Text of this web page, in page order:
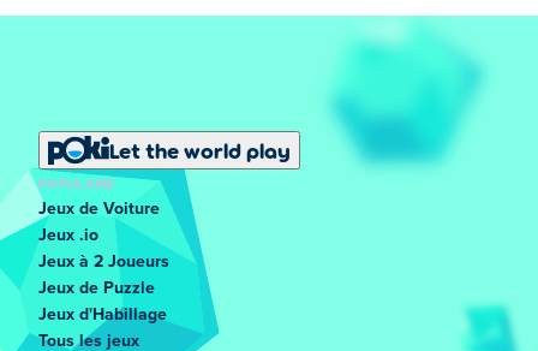
Let the world play
POPULAIRE
Jeux de Voiture
Jeux .io
Jeux à 2 Joueurs
Jeux de Puzzle
Jeux d'Habillage
Tous les jeux